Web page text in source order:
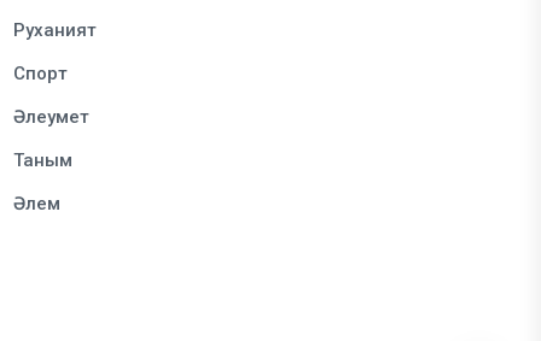
Руханият
Спорт
Әлеумет
Таным
Әлем